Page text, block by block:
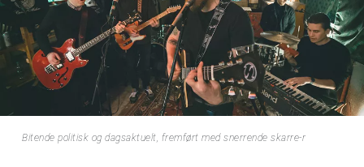
Bitende politisk og dagsaktuelt, fremført med snerrende skarre-r